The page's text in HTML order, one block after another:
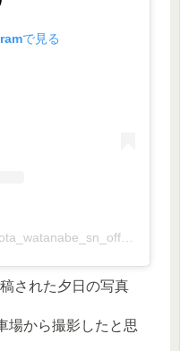
で見る
された夕日の写真
場から撮影したと思